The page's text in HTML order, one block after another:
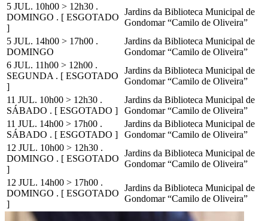
5 JUL. 10h00 > 12h30 .
DOMINGO . [ ESGOTADO
]
Jardins da Biblioteca Municipal de
Gondomar “Camilo de Oliveira”
5 JUL. 14h00 > 17h00 .
DOMINGO
Jardins da Biblioteca Municipal de
Gondomar “Camilo de Oliveira”
6 JUL. 11h00 > 12h00 .
SEGUNDA . [ ESGOTADO
]
Jardins da Biblioteca Municipal de
Gondomar “Camilo de Oliveira”
11 JUL. 10h00 > 12h30 .
SÁBADO . [ ESGOTADO ]
Jardins da Biblioteca Municipal de
Gondomar “Camilo de Oliveira”
11 JUL. 14h00 > 17h00 .
SÁBADO . [ ESGOTADO ]
Jardins da Biblioteca Municipal de
Gondomar “Camilo de Oliveira”
12 JUL. 10h00 > 12h30 .
DOMINGO . [ ESGOTADO
]
Jardins da Biblioteca Municipal de
Gondomar “Camilo de Oliveira”
12 JUL. 14h00 > 17h00 .
DOMINGO . [ ESGOTADO
]
Jardins da Biblioteca Municipal de
Gondomar “Camilo de Oliveira”